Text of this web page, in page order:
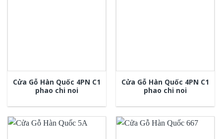
Cửa Gỗ Hàn Quốc 4PN C1
phao chi noi
Cửa Gỗ Hàn Quốc 4PN C1
phao chi noi